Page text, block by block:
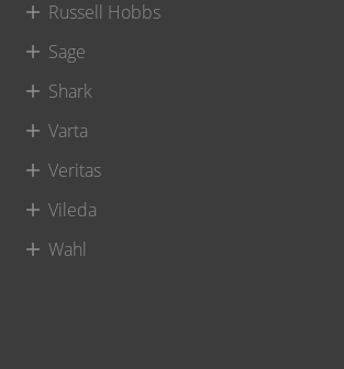
Russell Hobbs
Sage
Shark
Varta
Veritas
Vileda
Wahl